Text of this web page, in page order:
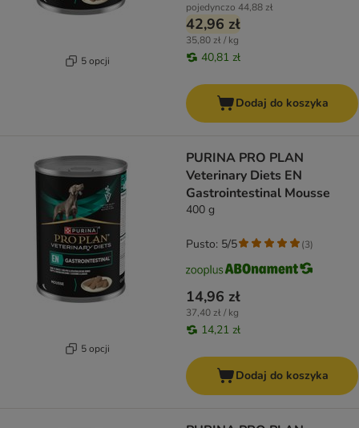
5 opcji
pojedynczo 44,88 zł
42,96 zł
35,80 zł / kg
40,81 zł
Dodaj do koszyka
5 opcji
PURINA PRO PLAN
Veterinary Diets EN
Gastrointestinal Mousse
400 g
14,96 zł
37,40 zł / kg
14,21 zł
Pusto: 5/5 (3)
Dodaj do koszyka